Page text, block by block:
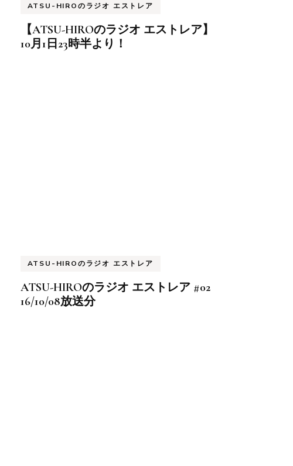
ATSU-HIROのラジオ エストレア
【ATSU-HIROのラジオ エストレア】
10月1日23時半より！
ATSU-HIROのラジオ エストレア
ATSU-HIROのラジオ エストレア #02
16/10/08放送分